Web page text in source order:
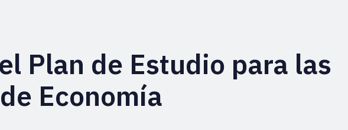
Plan de Estudio para las
Economía